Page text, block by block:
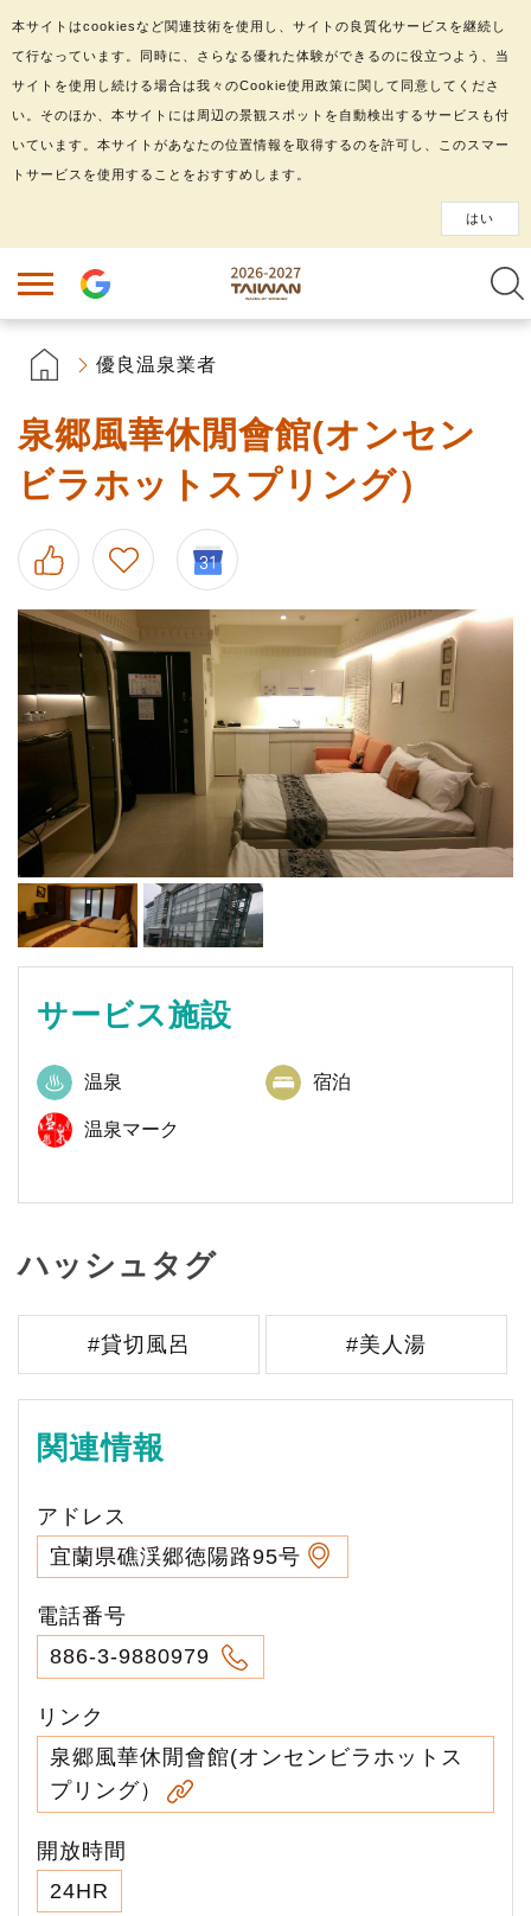
優良温泉業者
泉郷風華休閒會館(オンセン
ビラホットスプリング）
サービス施設
温泉 宿泊
温泉マーク
ハッシュタグ
#貸切風呂 #美人湯
関連情報
アドレス
宜蘭県礁渓郷徳陽路95号
電話番号
886-3-9880979
リンク
泉郷風華休閒會館(オンセンビラホットス
プリング）
開放時間
24HR
本サイトはcookiesなど関連技術を使用し、サイトの良質化サービスを継続し
て行なっています。同時に、さらなる優れた体験ができるのに役立つよう、当
サイトを使用し続ける場合は我々のCookie使用政策に関して同意してくださ
い。そのほか、本サイトには周辺の景観スポットを自動検出するサービスも付
いています。本サイトがあなたの位置情報を取得するのを許可し、このスマー
トサービスを使用することをおすすめします。
はい